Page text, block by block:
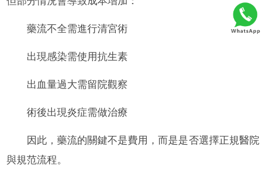
藥流不全需進行清宮術
出現感染需使用抗生素
出血量過大需留院觀察
術後出現炎症需做治療
因此，藥流的關鍵不是費用，而是是否選擇正規醫院
與規范流程。